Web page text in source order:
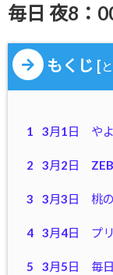
毎日 夜8：
もくじ [
1 3月1日 やよ
2 3月2日
3 3月3日 桃
4 3月4日 プリ
5 3月5日 毎日